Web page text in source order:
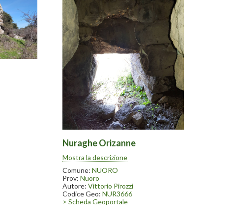
Come
franata
Nuraghe Orizanne
della strada da Nuoro per Bitti. Come
altri nuraghi è presente una grande
quercia all’interno della tholos franata
Mostra la descrizione
Comune:NUORO
Prov:Nuoro
Autore:Vittorio Pirozzi
Codice Geo:NUR3666
> Scheda Geoportale